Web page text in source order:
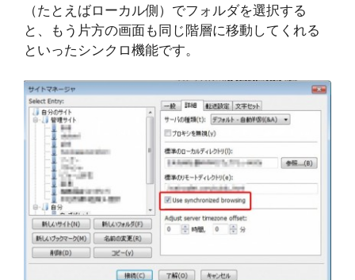
（たとえばローカル側）でフォルダを選択する
と、もう片方の画面も同じ階層に移動してくれる
といったシンクロ機能です。